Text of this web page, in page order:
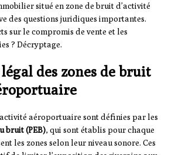
situé en zone de bruit d’activité
des questions juridiques importantes.
sur le compromis de vente et les
? Décryptage.
des zones de bruit
aéroportuaire sont définies par les
bruit (PEB), qui sont établis pour chaque
les zones selon leur niveau sonore. Ces